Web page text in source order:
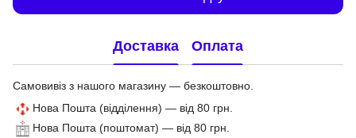
Доставка Оплата
Самовивіз з нашого магазину — безкоштовно.
Нова Пошта (відділення) — від 80 грн.
Нова Пошта (поштомат) — від 80 грн.